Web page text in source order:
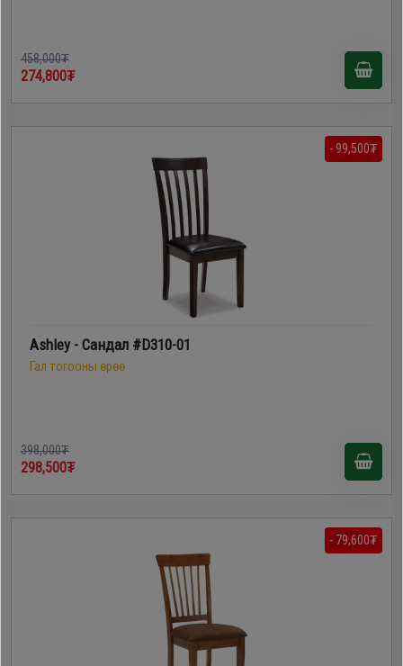
458,000₮
274,800₮
- 99,500₮
Ashley - Сандал #D310-01
Гал тогооны өрөө
398,000₮
298,500₮
- 79,600₮